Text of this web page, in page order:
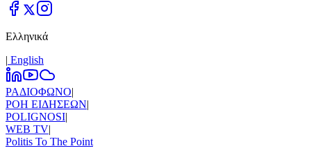
Ελληνικά
| Εnglish
ΡΑΔΙΟΦΩΝΟ|
ΡΟΗ ΕΙΔΗΣΕΩΝ|
POLIGNOSI|
WEB TV|
Politis To The Point